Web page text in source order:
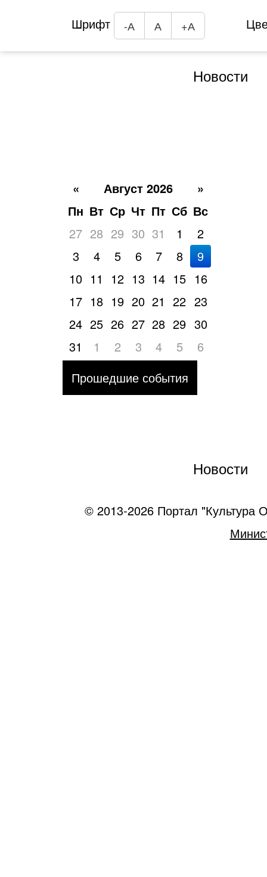
Шрифт -А А +А
Новости
« Август 2026
»
Пн Вт Ср Чт Пт Сб Вс
27 28 29 30 31 1
2
3
4 5 6 7 8
9
10 11 12 13 14 15 16
17 18 19 20 21 22 23
24 25 26 27 28 29 30
31
1 2 3 4 5
6
Прошедшие события
Новости
© 2013-2026 Портал "Культура